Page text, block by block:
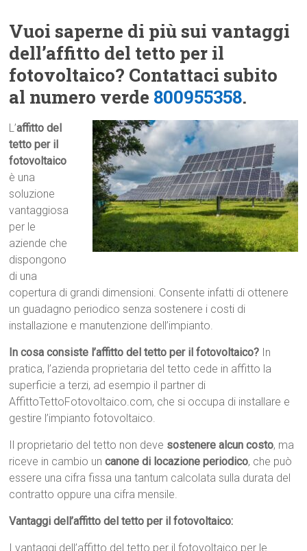
Vuoi saperne di più sui vantaggi
dell’affitto del tetto per il
fotovoltaico? Contattaci subito
al numero verde 800955358.
L’affitto del
tetto per il
fotovoltaico
è una
soluzione
vantaggiosa
per le
aziende che
dispongono
di una
copertura di grandi dimensioni. Consente infatti di ottenere
un guadagno periodico senza sostenere i costi di
installazione e manutenzione dell’impianto.
In cosa consiste l’affitto del tetto per il fotovoltaico? In
pratica, l’azienda proprietaria del tetto cede in affitto la
superficie a terzi, ad esempio il partner di
AffittoTettoFotovoltaico.com, che si occupa di installare e
gestire l’impianto fotovoltaico.
Il proprietario del tetto non deve sostenere alcun costo, ma
riceve in cambio uncanone di locazione periodico, che può
essere una cifra fissa una tantum calcolata sulla durata del
contratto oppure una cifra mensile.
Vantaggi dell’affitto del tetto per il fotovoltaico:
I vantaggi dell’affitto del tetto per il fotovoltaico per le